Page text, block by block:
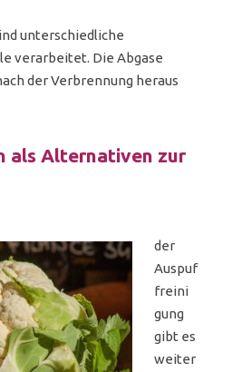
unterschiedliche
verarbeitet. Die Abgase
der Verbrennung heraus
als Alternativen zur
der
Auspuf
freini
gung
gibt es
weiter